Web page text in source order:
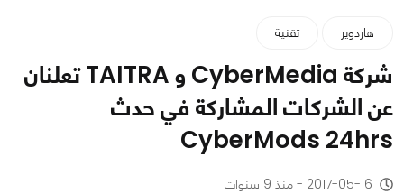
هاردوير تقنية
شركة CyberMedia و TAITRA تعلنان
عن الشركات المشاركة في حدث
CyberMods 24hrs
2017-05-16 - منذ 9 سنوات